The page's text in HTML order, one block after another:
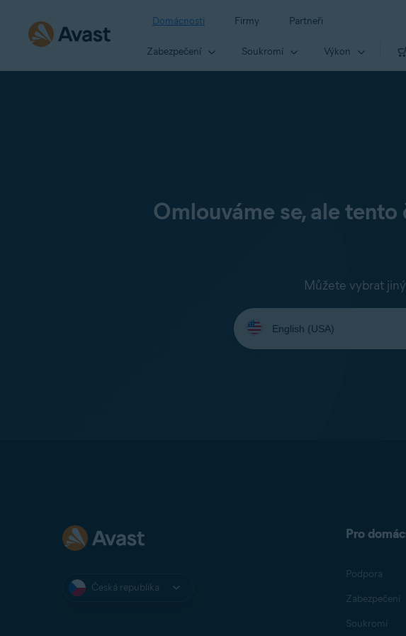
Domácnosti Firmy Partneři
Zabezpečení Soukromí Výkon
Omlouváme se, ale
Můžete vybrat
Vyberte
jazyk:
Česká republika
Pro
Podpora
Zabezpečení
Soukromí